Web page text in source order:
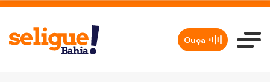
Ouça